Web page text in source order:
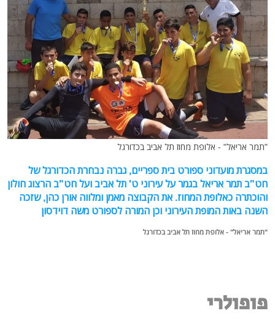
"תמר אריאל" - אלופת מחוז תל אביב בכדורגל
במסגרת מועדוני ספורט בית ספריים, גברה נבחרת הכדורגל של
חט"ב תמר אריאל בגמר על עירוני ט' תל אביב ועל חט"ב הרצוג חולון
והוכתרה כאלופת המחוז. את הקבוצה מאמן ומלווה אורן כהן, שזכה
השנה באות המופת העירוני וכן המורה לספורט משה דוידסון
"תמר אריאל" - אלופת מחוז תל אביב בכדורגל
פופולרי